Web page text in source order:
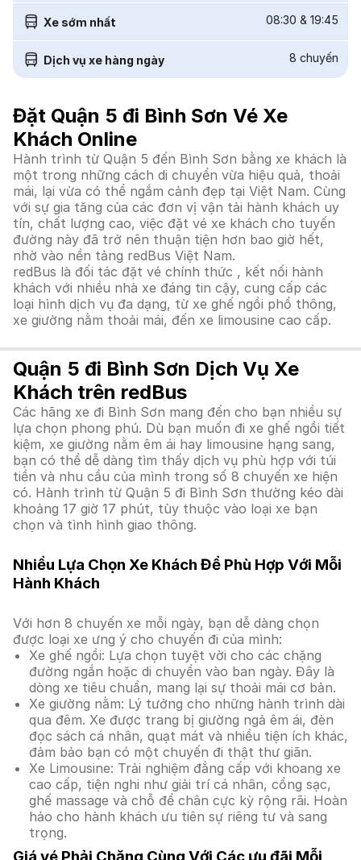
Xe sớm nhất 08:30 & 19:45
Dịch vụ xe hàng ngày 8 chuyến
Đặt Quận 5 đi Bình Sơn Vé Xe
Khách Online
Hành trình từ Quận 5 đến Bình Sơn bằng xe khách là
một trong những cách di chuyển vừa hiệu quả, thoải
mái, lại vừa có thể ngắm cảnh đẹp tại Việt Nam. Cùng
với sự gia tăng của các đơn vị vận tải hành khách uy
tín, chất lượng cao, việc đặt vé xe khách cho tuyến
đường này đã trở nên thuận tiện hơn bao giờ hết,
nhờ vào nền tảng redBus Việt Nam.
redBus là đối tác đặt vé chính thức , kết nối hành
khách với nhiều nhà xe đáng tin cậy, cung cấp các
loại hình dịch vụ đa dạng, từ xe ghế ngồi phổ thông,
xe giường nằm thoải mái, đến xe limousine cao cấp.
Quận 5 đi Bình Sơn Dịch Vụ Xe
Khách trên redBus
Các hãng xe đi Bình Sơn mang đến cho bạn nhiều sự
lựa chọn phong phú. Dù bạn muốn đi xe ghế ngồi tiết
kiệm, xe giường nằm êm ái hay limousine hạng sang,
bạn có thể dễ dàng tìm thấy dịch vụ phù hợp với túi
tiền và nhu cầu của mình trong số 8 chuyến xe hiện
có. Hành trình từ Quận 5 đi Bình Sơn thường kéo dài
khoảng 17 giờ 17 phút, tùy thuộc vào loại xe bạn
chọn và tình hình giao thông.
Nhiều Lựa Chọn Xe Khách Để Phù Hợp Với Mỗi
Hành Khách
Với hơn 8 chuyến xe mỗi ngày, bạn dễ dàng chọn
được loại xe ưng ý cho chuyến đi của mình:
Xe ghế ngồi: Lựa chọn tuyệt vời cho các chặng
đường ngắn hoặc di chuyển vào ban ngày. Đây là
dòng xe tiêu chuẩn, mang lại sự thoải mái cơ bản.
Xe giường nằm: Lý tưởng cho những hành trình dài
qua đêm. Xe được trang bị giường ngả êm ái, đèn
đọc sách cá nhân, quạt mát và nhiều tiện ích khác,
đảm bảo bạn có một chuyến đi thật thư giãn.
Xe Limousine: Trải nghiệm đẳng cấp với khoang xe
cao cấp, tiện nghi như giải trí cá nhân, cổng sạc,
ghế massage và chỗ để chân cực kỳ rộng rãi. Hoàn
hảo cho hành khách ưu tiên sự riêng tư và sang
trọng.